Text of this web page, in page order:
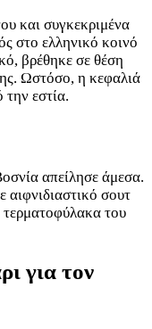
και συγκεκριμένα
στο ελληνικό κοινό
βρέθηκε σε θέση
Ωστόσο, η κεφαλιά
εστία.
απείλησε άμεσα.
αιφνιδιαστικό σουτ
του
για τον